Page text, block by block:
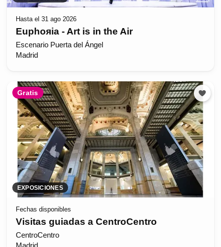
Hasta el 31 ago 2026
Euphoяia - Art is in the Air
Escenario Puerta del Ángel
Madrid
Gratis
EXPOSICIONES
Fechas disponibles
Visitas guiadas a CentroCentro
CentroCentro